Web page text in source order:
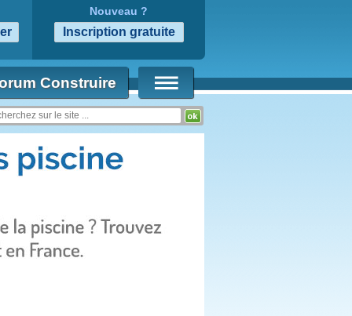
Nouveau ?
Construire